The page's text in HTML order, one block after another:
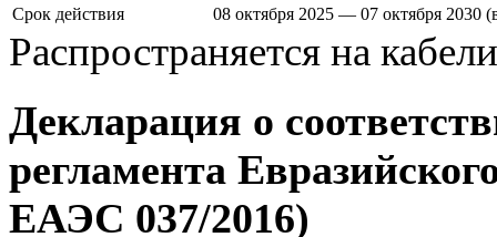
Срок действия
08 октября 2025 — 07 октября 2030
Распространяется на
Декларация о
регламента
ЕАЭС 037/2016)